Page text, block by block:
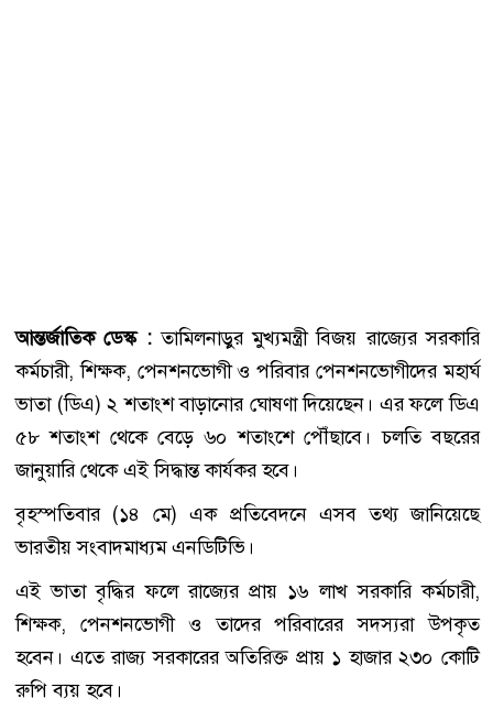
আন্তর্জাতিক ডেস্ক:তামিলনাড়ুর মুখ্যমন্ত্রী বিজয় রাজ্যের সরকারি
কর্মচারী, শিক্ষক, পেনশনভোগী ও পরিবার পেনশনভোগীদের মহার্ঘ
ভাতা (ডিএ) ২ শতাংশ বাড়ানোর ঘোষণা দিয়েছেন। এর ফলে ডিএ
৫৮ শতাংশ থেকে বেড়ে ৬০ শতাংশে পৌঁছাবে। চলতি বছরের
জানুয়ারি থেকে এই সিদ্ধান্ত কার্যকর হবে।
বৃহস্পতিবার (১৪ মে) এক প্রতিবেদনে এসব তথ্য জানিয়েছে
ভারতীয় সংবাদমাধ্যম এনডিটিভি।
এই ভাতা বৃদ্ধির ফলে রাজ্যের প্রায় ১৬ লাখ সরকারি কর্মচারী,
শিক্ষক, পেনশনভোগী ও তাদের পরিবারের সদস্যরা উপকৃত
হবেন। এতে রাজ্য সরকারের অতিরিক্ত প্রায় ১ হাজার ২৩০ কোটি
রুপি ব্যয় হবে।